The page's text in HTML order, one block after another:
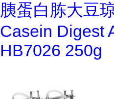
胰蛋白胨大豆
Casein Digest
HB7026 250g